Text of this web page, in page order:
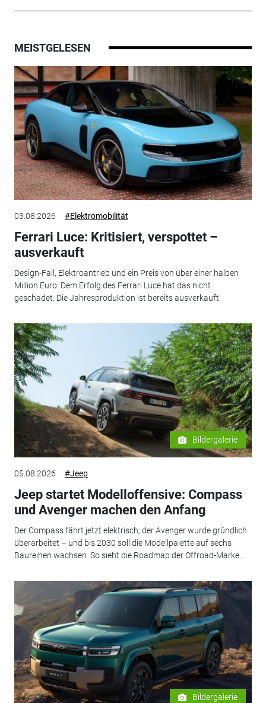
MEISTGELESEN
03.08.2026 #Elektromobilität
Ferrari Luce: Kritisiert, verspottet –
ausverkauft
Design-Fail, Elektroantrieb und ein Preis von über einer halben
Million Euro: Dem Erfolg des Ferrari Luce hat das nicht
geschadet. Die Jahresproduktion ist bereits ausverkauft.
Bildergalerie
05.08.2026 #Jeep
Jeep startet Modelloffensive: Compass
und Avenger machen den Anfang
Der Compass fährt jetzt elektrisch, der Avenger wurde gründlich
überarbeitet – und bis 2030 soll die Modellpalette auf sechs
Baureihen wachsen. So sieht die Roadmap der Offroad-Marke...
Bildergalerie